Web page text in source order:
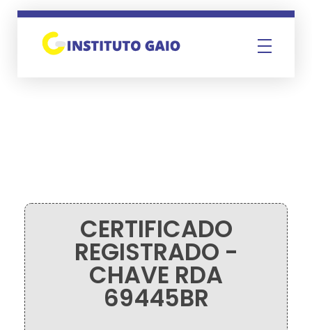
CERTIFICADO
REGISTRADO -
CHAVE RDA
69445BR